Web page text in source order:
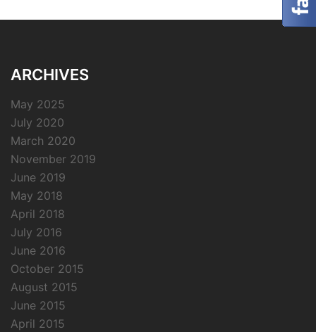
ARCHIVES
May 2025
July 2020
March 2020
November 2019
June 2019
May 2018
April 2018
July 2016
June 2016
October 2015
August 2015
June 2015
April 2015